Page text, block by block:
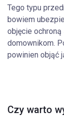
Tego typu
bowiem
objęcie
domownikom.
powinien objąć
Czy warto